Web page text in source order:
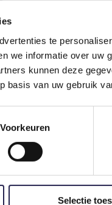
te
we informatie over uw
kunnen deze
basis van uw gebruik
Voorkeuren
Selectie
vanzelf. Voor anderen